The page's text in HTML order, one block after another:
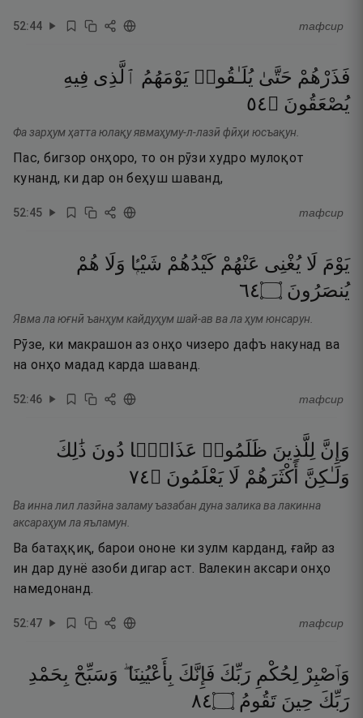
52:44 тафсир
فَذَرْهُمْ حَتَّىٰ يُلَـٰقُوا۟ يَوْمَهُمُ ٱلَّذِى فِيهِ
يُصْعَقُونَ ۝٤٥
Фа зарҳум ҳатта юлақу явмаҳуму-л-лазӣ фӣҳи юсъақун.
Пас, бигзор онҳоро, то он рӯзи худро мулоқот
кунанд, ки дар он беҳуш шаванд,
52:45 тафсир
يَوْمَ لَا يُغْنِى عَنْهُمْ كَيْدُهُمْ شَيْـًۭٔا وَلَا هُمْ
يُنصَرُونَ ۝٤٦
Явма ла юғнӣ ъанҳум кайдуҳум шай-ав ва ла ҳум юнсарун.
Рӯзе, ки макрашон аз онҳо чизеро дафъ накунад ва
на онҳо мадад карда шаванд.
52:46 тафсир
وَإِنَّ لِلَّذِينَ ظَلَمُوا۟ عَذَابًۭا دُونَ ذَٰلِكَ
وَلَـٰكِنَّ أَكْثَرَهُمْ لَا يَعْلَمُونَ ۝٤٧
Ва инна лил лазӣна заламу ъазабан дуна залика ва лакинна
аксараҳум ла яъламун.
Ва батаҳқиқ, барои ононе ки зулм карданд, ғайр аз
ин дар дунё азоби дигар аст. Валекин аксари онҳо
намедонанд.
52:47 тафсир
وَٱصْبِرْ لِحُكْمِ رَبِّكَ فَإِنَّكَ بِأَعْيُنِنَا ۖ وَسَبِّحْ بِحَمْدِ
رَبِّكَ حِينَ تَقُومُ ۝٤٨